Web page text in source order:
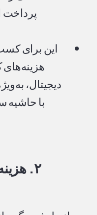
این برای
دیجیتال،
با حاشیه
۲.